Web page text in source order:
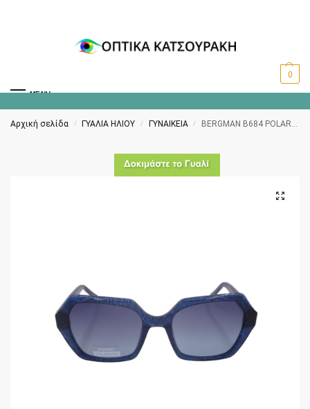
MENU
0
Αρχική σελίδα / ΓΥΑΛΙΑ ΗΛΙΟΥ / ΓΥΝΑΙΚΕΙΑ / BERGMAN B684 POLARIZED C2